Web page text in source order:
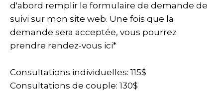
d'abord remplir le formulaire de demande de
suivi sur mon site web. Une fois que la
demande sera acceptée, vous pourrez
prendre rendez-vous ici*
Consultations individuelles: 115$
Consultations de couple: 130$